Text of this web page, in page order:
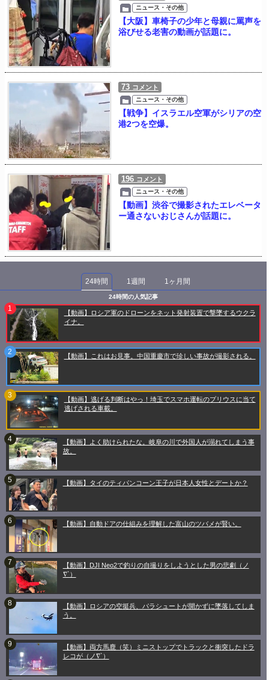
ニュース・その他
【大阪】車椅子の少年と母親に罵声を
浴びせる老害の動画が話題に。
73 コメント
ニュース・その他
【戦争】イスラエル空軍がシリアの空
港2つを空爆。
196 コメント
ニュース・その他
【動画】渋谷で撮影されたエレベータ
ー通さないおじさんが話題に。
24時間 1週間 1ヶ月間
24時間の人気記事
【動画】ロシア軍のドローンをネット発射装置で撃墜するウクラ
イナ。
【動画】これはお見事。中国重慶市で珍しい事故が撮影される。
【動画】逃げる判断はやっ！埼玉でスマホ運転のプリウスに当て
逃げされる車載。
【動画】よく助けられたな。岐阜の川で外国人が溺れてしまう事
故。
【動画】タイのティパンコーン王子が日本人女性とデートか？
【動画】自動ドアの仕組みを理解した富山のツバメが賢い。
【動画】DJI Neo2で釣りの自撮りをしようとした男の悲劇（ノ
∇`）
【動画】ロシアの空挺兵、パラシュートが開かずに墜落してしま
う。
【動画】両方馬鹿（笑）ミニストップでトラックと衝突したドラ
レコが（ノ∇`）